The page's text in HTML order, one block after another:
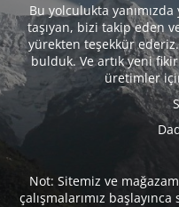
Bu yolculukta
taşıyan, bizi takip eden
yürekten teşekkür
bulduk. Ve artık yeni
üretimler
Not: Sitemiz ve
çalışmalarımız